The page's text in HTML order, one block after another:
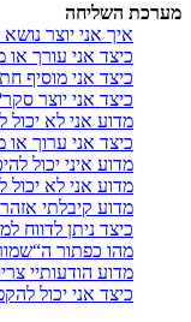
מערכת השליחה
איך אני יוצר
כיצד אני עורך
כיצד אני מוסיף
כיצד אני יוצר
מדוע אני לא יכול
כיצד אני ערוך
מדוע איני יכול
מדוע אני לא יכול
מדוע קיבלתי
כיצד ניתן לדווח
מהו כפתור
מדוע הודעותיי
כיצד אני יכול